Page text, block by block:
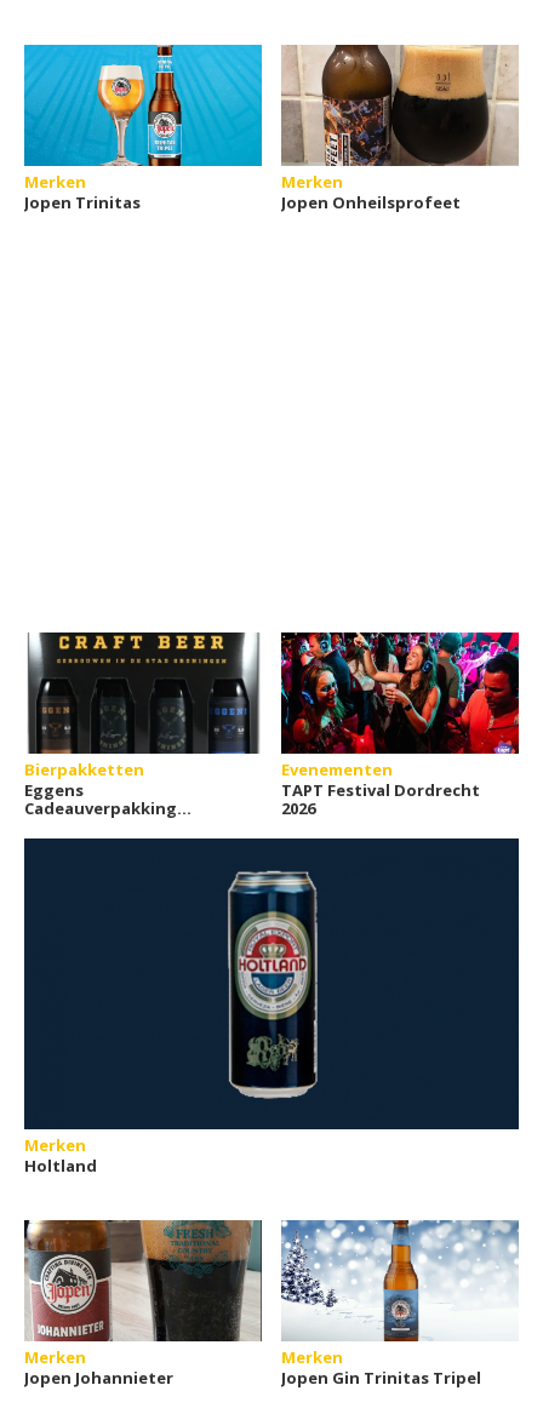
Merken
Jopen Trinitas
Merken
Jopen Onheilsprofeet
Bierpakketten
Eggens
Cadeauverpakking
Evenementen
TAPT Festival Dordrecht
2026
Merken
Holtland
Merken
Jopen Johannieter
Merken
Jopen Gin Trinitas Tripel